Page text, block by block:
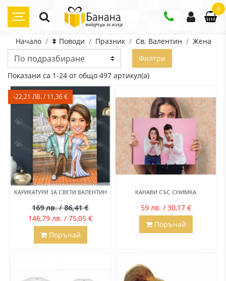
0
Начало ⯯ Поводи Празник Св. Валентин
Жена
Филтри
Показани са 1-24 от общо 497 артикул(а)
КАРИКАТУРИ ЗА СВЕТИ ВАЛЕНТИН
169 лв. / 86,41 €
146,79 лв. / 75,05 €
-22,21 ЛВ. / 11,36 €
Поръчай
КАНАВИ СЪС СНИМКА
59 лв. / 30,17 €
Поръчай